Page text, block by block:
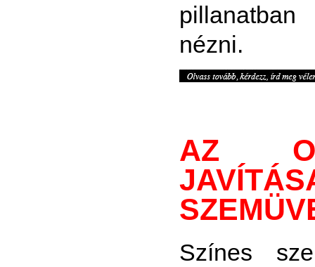
nézni.
AZ
Színes